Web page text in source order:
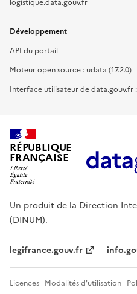
logistique.data.gouv.fr
Développement
API du portail
Moteur open source : udata (17.2.0)
Interface utilisateur de data.gouv.fr
RÉPUBLIQUE
FRANÇAISE
Un produit de la Direction
(DINUM).
legifrance.gouv.fr
Licences Modalités d'utilisation